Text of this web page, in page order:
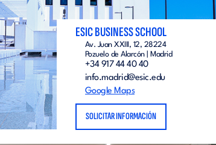
ESIC BUSINESS SCHOOL
Av. Juan XXIII, 12, 28224
Pozuelo de Alarcón | Madrid
+34 917 44 40 40
info.madrid@esic.edu
Google Maps
SOLICITAR INFORMACIÓN